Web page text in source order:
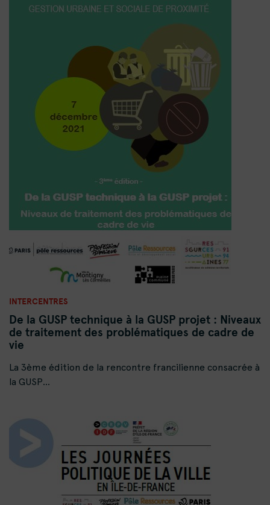
INTERCENTRES
De la GUSP technique à la GUSP projet : Niveaux
de traitement des problématiques de cadre de
vie
La 3ème édition de la rencontre francilienne consacrée à
la GUSP...